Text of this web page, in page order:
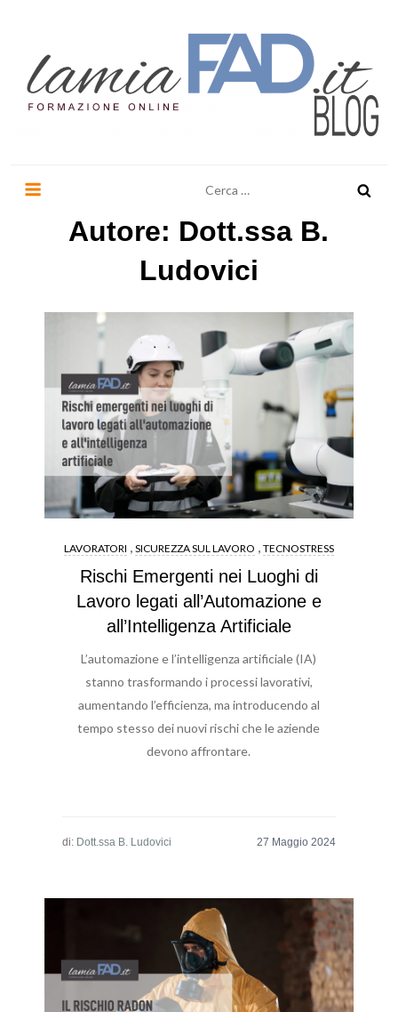
contenuto
per:
Autore: Dott.ssa B.
Ludovici
LAVORATORI , SICUREZZA SUL LAVORO , TECNOSTRESS
Rischi Emergenti nei Luoghi di
Lavoro legati all’Automazione e
all’Intelligenza Artificiale
L’automazione e l’intelligenza artificiale (IA)
stanno trasformando i processi lavorativi,
aumentando l’efficienza, ma introducendo al
tempo stesso dei nuovi rischi che le aziende
devono affrontare.
di: Dott.ssa B. Ludovici